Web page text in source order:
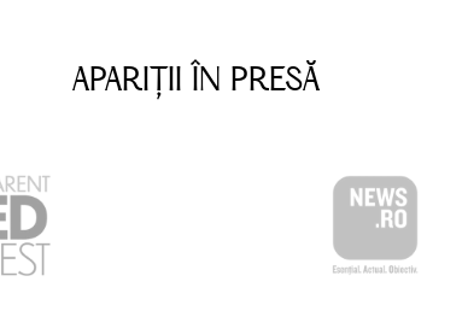
APARIȚII ÎN PRESĂ